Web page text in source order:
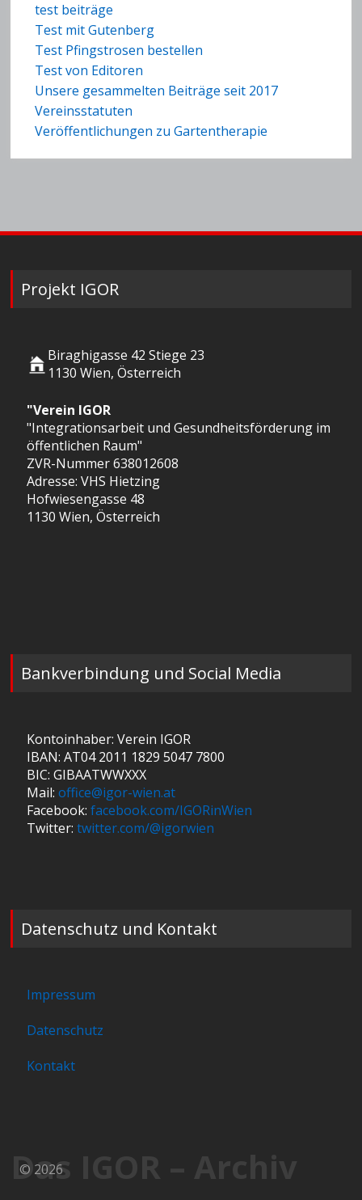
test beiträge
Test mit Gutenberg
Test Pfingstrosen bestellen
Test von Editoren
Unsere gesammelten Beiträge seit 2017
Vereinsstatuten
Veröffentlichungen zu Gartentherapie
Projekt IGOR
Biraghigasse 42 Stiege 23
1130 Wien, Österreich
"Verein IGOR
"Integrationsarbeit und Gesundheitsförderung im
öffentlichen Raum"
ZVR-Nummer 638012608
Adresse: VHS Hietzing
Hofwiesengasse 48
1130 Wien, Österreich
Bankverbindung und Social Media
Kontoinhaber: Verein IGOR
IBAN: AT04 2011 1829 5047 7800
BIC: GIBAATWWXXX
Mail:office@igor-wien.at
Facebook:facebook.com/IGORinWien
Twitter:twitter.com/@igorwien
Datenschutz und Kontakt
Impressum
Datenschutz
Kontakt
Das IGOR – Archiv
© 2026